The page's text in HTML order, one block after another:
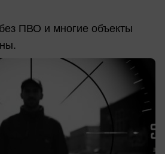
ПВО и многие объекты